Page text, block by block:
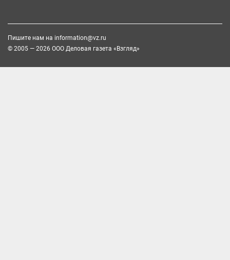
Пишите нам на information@vz.ru
© 2005 — 2026 ООО Деловая газета «Взгляд»